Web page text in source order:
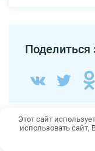
Поделиться
Похожие
Этот сайт
использовать сайт,